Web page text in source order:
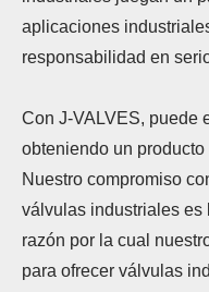
aplicaciones
responsabilidad en
Con J-VALVES, puede
obteniendo un
Nuestro compromiso
válvulas industriales es
razón por la cual
para ofrecer válvulas